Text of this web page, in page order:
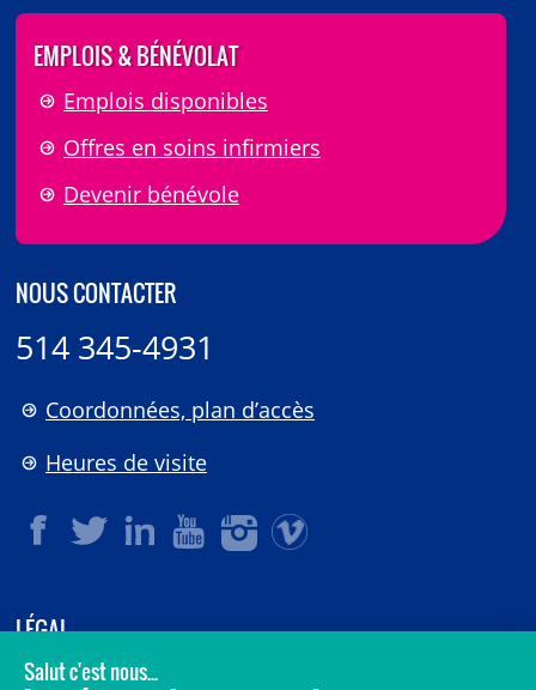
EMPLOIS & BÉNÉVOLAT
Emplois disponibles
Offres en soins infirmiers
Devenir bénévole
NOUS CONTACTER
514 345-4931
Coordonnées, plan d’accès
Heures de visite
LÉGAL
© 2006-2026CHU Sainte-Justine.